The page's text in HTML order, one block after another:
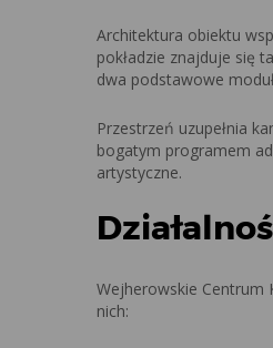
Architektura obiektu
pokładzie znajduje się
dwa podstawowe
Przestrzeń uzupełnia
bogatym programem
artystyczne.
Wejherowskie Centrum
nich: